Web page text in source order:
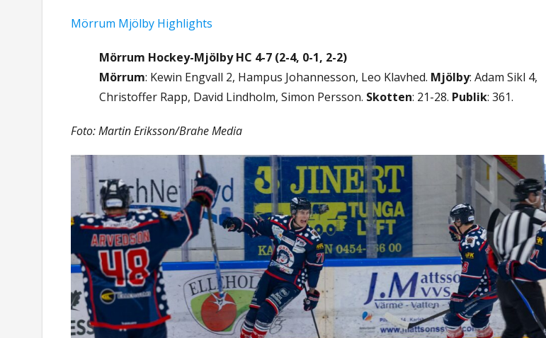
Mörrum Mjölby Highlights
Mörrum Hockey-Mjölby HC 4-7 (2-4, 0-1, 2-2)
Mörrum: Kewin Engvall 2, Hampus Johannesson, Leo Klavhed. Mjölby: Adam Sikl 4,
Christoffer Rapp, David Lindholm, Simon Persson. Skotten: 21-28. Publik: 361.
Foto: Martin Eriksson/Brahe Media